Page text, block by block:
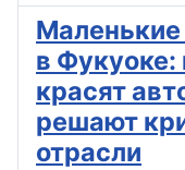
в Фукуоке:
красят
решают
отрасли